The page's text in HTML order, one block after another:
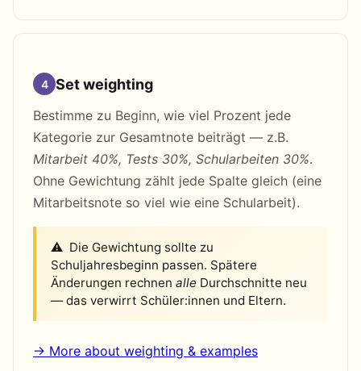
4 Set weighting
Bestimme zu Beginn, wie viel Prozent jede
Kategorie zur Gesamtnote beiträgt — z.B.
Mitarbeit 40%, Tests 30%, Schularbeiten 30%.
Ohne Gewichtung zählt jede Spalte gleich (eine
Mitarbeitsnote so viel wie eine Schularbeit).
Die Gewichtung sollte zu
Schuljahresbeginn passen. Spätere
Änderungen rechnenalle Durchschnitte neu
— das verwirrt Schüler:innen und Eltern.
→ More about weighting & examples